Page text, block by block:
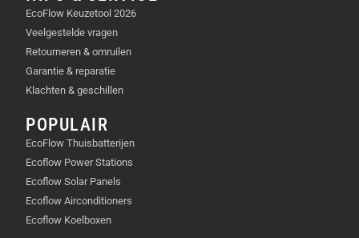
Maaihoogte: 3-7 cm.
Snijbreedte: 22 cm.
Maximale helling: 45% (24°).
Accucapaciteit: 5 Ah.
Oplaadtijd: 65 min.
Waterbestendigheid: IPX6.
VEELGESTELDE VRAGEN (FAQ)
Hoe werkt de draadloze grensinstelling?
robotmaaier gebruikt OmniSense™-technologie
om je gazon in kaart te brengen en de
EcoFlow Keuzetool 2026
Veelgestelde vragen
Retourneren & omruilen
Garantie & reparatie
Klachten & geschillen
POPULAIR
EcoFlow Thuisbatterijen
Ecoflow Power Stations
Ecoflow Solar Panels
Ecoflow Airconditioners
Ecoflow Koelboxen